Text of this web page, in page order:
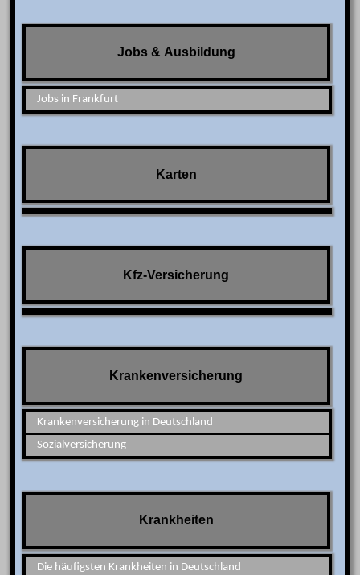
Jobs & Ausbildung
Jobs in Frankfurt
Karten
Kfz-Versicherung
Krankenversicherung
Krankenversicherung in Deutschland
Sozialversicherung
Krankheiten
Die häufigsten Krankheiten in Deutschland